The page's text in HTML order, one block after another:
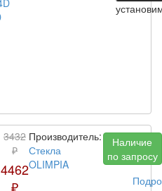
3432
₽
4462
₽
Производитель:
Стекла
OLIMPIA
Наличие
по запросу